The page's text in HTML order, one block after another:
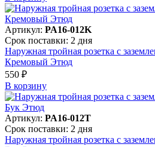
Артикул: PA16-012K
Срок поставки: 2 дня
Наружная тройная розетка с
Кремовый Этюд
550 ₽
В корзинy
Артикул: PA16-012T
Срок поставки: 2 дня
Наружная тройная розетка с